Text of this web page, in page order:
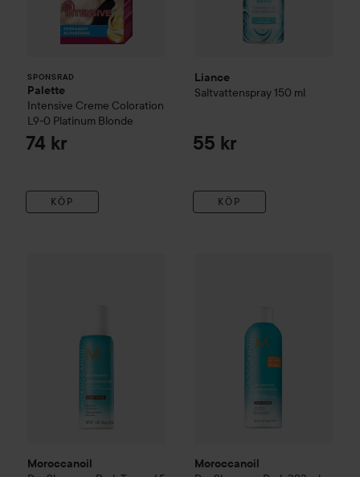
SPONSRAD
Palette
Intensive Creme Coloration
L9-0 Platinum Blonde
74 kr
KÖP
Liance
Saltvattenspray 150 ml
55 kr
KÖP
Moroccanoil Moroccanoil